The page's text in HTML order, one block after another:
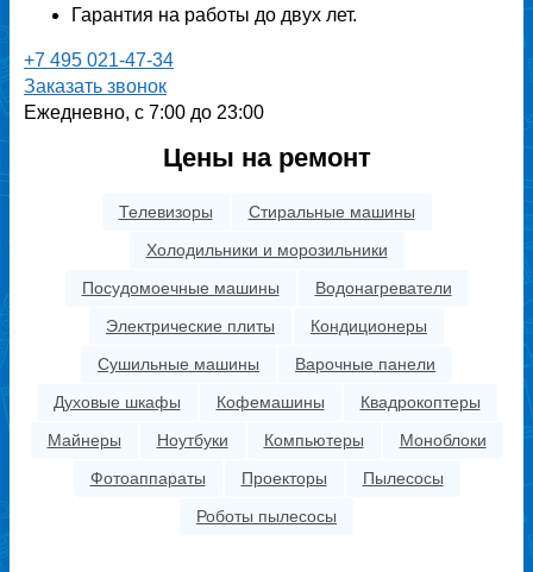
Гарантия на работы до двух лет.
+7 495 021-47-34
Заказать звонок
Ежедневно, с 7:00 до 23:00
Цены на ремонт
Телевизоры
Стиральные машины
Холодильники и морозильники
Посудомоечные машины
Водонагреватели
Электрические плиты
Кондиционеры
Сушильные машины
Варочные панели
Духовые шкафы
Кофемашины
Квадрокоптеры
Майнеры
Ноутбуки Компьютеры
Моноблоки
Фотоаппараты
Проекторы
Пылесосы
Роботы пылесосы